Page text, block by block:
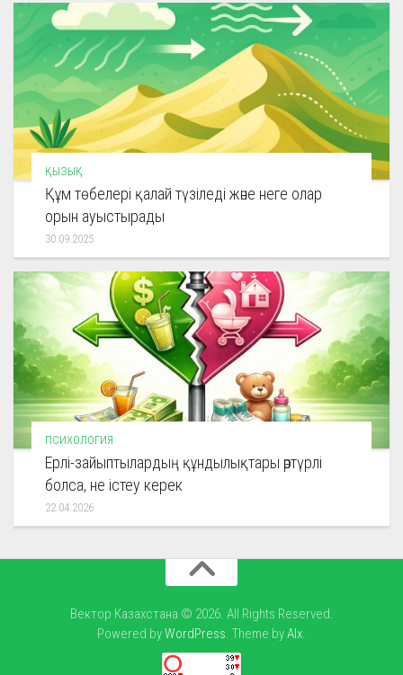
ҚЫЗЫҚ
Құм төбелері қалай түзіледі және неге олар
орын ауыстырады
30.09.2025
ПСИХОЛОГИЯ
Ерлі-зайыптылардың құндылықтары әртүрлі
болса, не істеу керек
22.04.2026
Вектор Казахстана © 2026. All Rights Reserved.
Powered byWordPress. Theme byAlx.